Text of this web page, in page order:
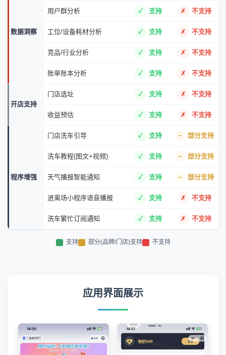
数据洞察
用户群分析 支持 不支持
工位/设备耗材分析 支持 不支持
竞品/行业分析 支持 不支持
账单账本分析 支持 不支持
开店支持
门店选址 支持 不支持
收益预估 支持 不支持
程序增强
门店洗车引导 支持 部分支持
洗车教程(图文+视频) 支持 部分支持
天气播报智能通知 支持 部分支持
进离场小程序语音播报 支持 不支持
洗车繁忙订阅通知 支持 不支持
支持 部分(品牌/门店)支持 不支持
应用界面展示